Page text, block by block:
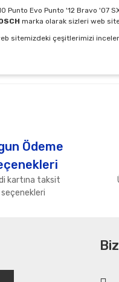
Punto Evo Punto '12 Bravo '07
marka olarak sizleri web
sitemizdeki çeşitlerimizi
Ödeme
kartına taksit
seçenekleri